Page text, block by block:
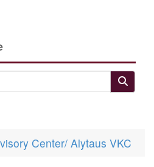
Center/ Alytaus VKC